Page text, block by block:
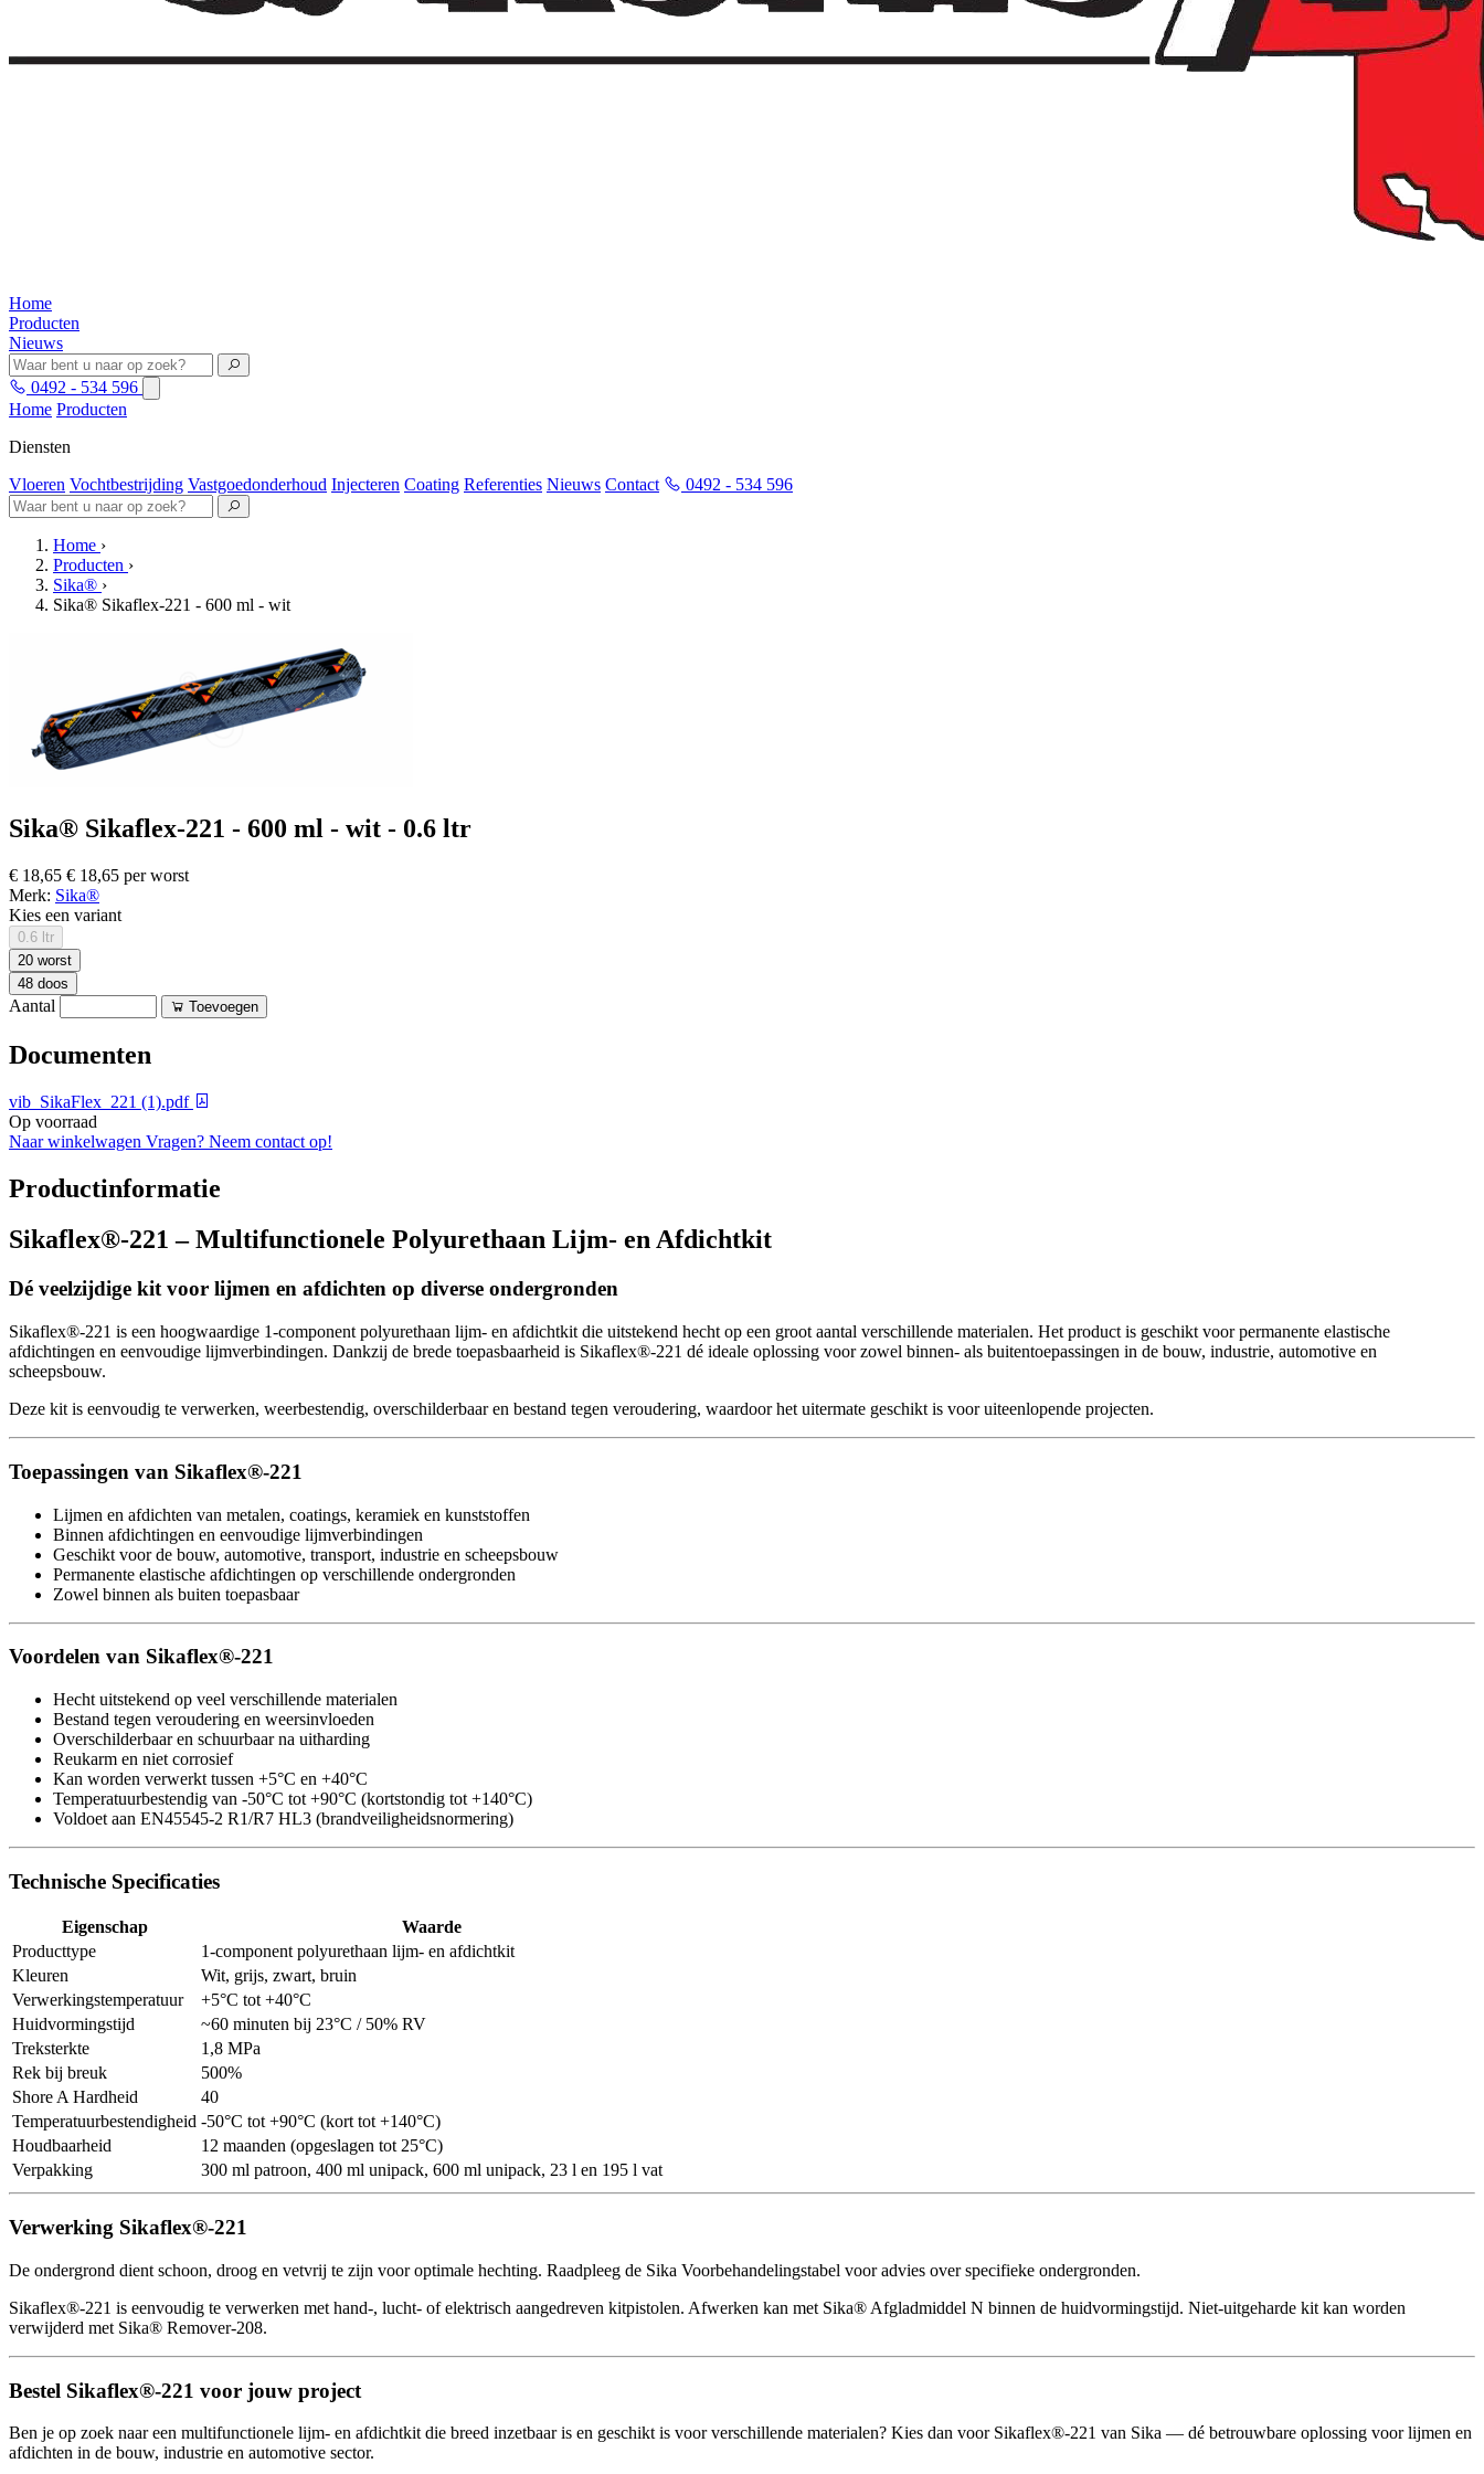
Home
Producten
Nieuws
0492 - 534 596
Home Producten
Diensten
Vloeren Vochtbestrijding Vastgoedonderhoud Injecteren Coating Referenties Nieuws Contact 0492 - 534 596
Home ›
Producten ›
Sika® ›
Sika® Sikaflex-221 - 600 ml - wit
Sika® Sikaflex-221 - 600 ml - wit - 0.6 ltr
€ 18,65 € 18,65 per worst
Merk: Sika®
Kies een variant
0.6 ltr
20 worst
48 doos
Aantal Toevoegen
Documenten
vib_SikaFlex_221 (1).pdf
Op voorraad
Naar winkelwagen Vragen? Neem contact op!
Productinformatie
Sikaflex®-221 – Multifunctionele Polyurethaan Lijm- en Afdichtkit
Dé veelzijdige kit voor lijmen en afdichten op diverse ondergronden
Sikaflex®-221 is een hoogwaardige 1-component polyurethaan lijm- en afdichtkit die uitstekend hecht op een groot aantal verschillende materialen. Het product is geschikt voor permanente elastische
afdichtingen en eenvoudige lijmverbindingen. Dankzij de brede toepasbaarheid is Sikaflex®-221 dé ideale oplossing voor zowel binnen- als buitentoepassingen in de bouw, industrie, automotive en
scheepsbouw.
Deze kit is eenvoudig te verwerken, weerbestendig, overschilderbaar en bestand tegen veroudering, waardoor het uitermate geschikt is voor uiteenlopende projecten.
Toepassingen van Sikaflex®-221
Lijmen en afdichten van metalen, coatings, keramiek en kunststoffen
Binnen afdichtingen en eenvoudige lijmverbindingen
Geschikt voor de bouw, automotive, transport, industrie en scheepsbouw
Permanente elastische afdichtingen op verschillende ondergronden
Zowel binnen als buiten toepasbaar
Voordelen van Sikaflex®-221
Hecht uitstekend op veel verschillende materialen
Bestand tegen veroudering en weersinvloeden
Overschilderbaar en schuurbaar na uitharding
Reukarm en niet corrosief
Kan worden verwerkt tussen +5°C en +40°C
Temperatuurbestendig van -50°C tot +90°C (kortstondig tot +140°C)
Voldoet aan EN45545-2 R1/R7 HL3 (brandveiligheidsnormering)
Technische Specificaties
Eigenschap
Waarde
Producttype
1-component polyurethaan lijm- en afdichtkit
Kleuren
Wit, grijs, zwart, bruin
Verwerkingstemperatuur
+5°C tot +40°C
Huidvormingstijd
~60 minuten bij 23°C / 50% RV
Treksterkte
1,8 MPa
Rek bij breuk
500%
Shore A Hardheid
40
Temperatuurbestendigheid -50°C tot +90°C (kort tot +140°C)
Houdbaarheid
12 maanden (opgeslagen tot 25°C)
Verpakking
300 ml patroon, 400 ml unipack, 600 ml unipack, 23 l en 195 l vat
Verwerking Sikaflex®-221
De ondergrond dient schoon, droog en vetvrij te zijn voor optimale hechting. Raadpleeg de Sika Voorbehandelingstabel voor advies over specifieke ondergronden.
Sikaflex®-221 is eenvoudig te verwerken met hand-, lucht- of elektrisch aangedreven kitpistolen. Afwerken kan met Sika® Afgladmiddel N binnen de huidvormingstijd. Niet-uitgeharde kit kan worden
verwijderd met Sika® Remover-208.
Bestel Sikaflex®-221 voor jouw project
Ben je op zoek naar een multifunctionele lijm- en afdichtkit die breed inzetbaar is en geschikt is voor verschillende materialen? Kies dan voor Sikaflex®-221 van Sika — dé betrouwbare oplossing voor lijmen en
afdichten in de bouw, industrie en automotive sector.